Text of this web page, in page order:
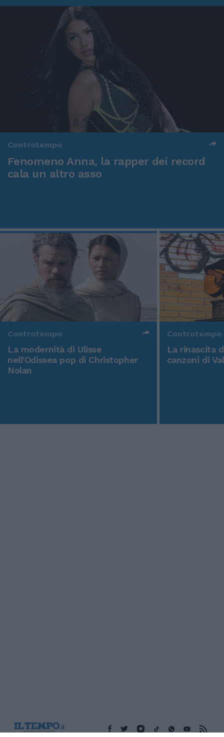
Controtempo
Fenomeno Anna, la rapper dei record
cala un altro asso
Controtempo
La modernità di Ulisse
nell'Odissea pop di Christopher
Nolan
Controtempo
La rinascita
canzoni di